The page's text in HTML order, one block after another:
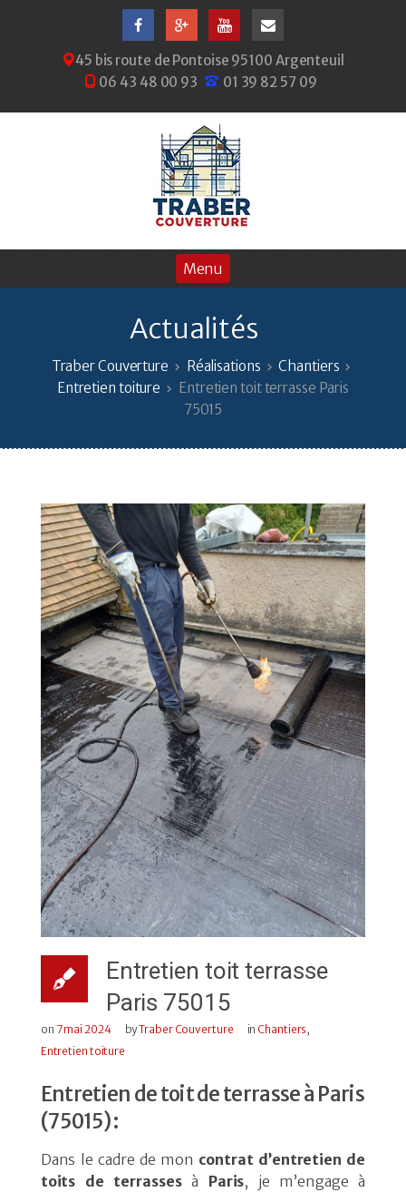
45 bis route de Pontoise 95100 Argenteuil
06 43 48 00 93
01 39 82 57 09
Actualités
Traber Couverture Réalisations
Chantiers
Entretien toiture
Entretien toit terrasse Paris
75015
Entretien toit terrasse
Paris 75015
on 7 mai 2024 byTraber Couverture in Chantiers,
Entretien toiture
Entretien de toit de terrasse à Paris
(75015) :
Dans le cadre de mon contrat d’entretien de
toits de terrassesà Paris, je m’engage à